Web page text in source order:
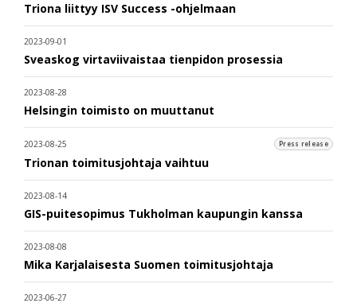
Triona liittyy ISV Success -ohjelmaan
2023-09-01
Sveaskog virtaviivaistaa tienpidon prosessia
2023-08-28
Helsingin toimisto on muuttanut
2023-08-25 Press release
Trionan toimitusjohtaja vaihtuu
2023-08-14
GIS-puitesopimus Tukholman kaupungin kanssa
2023-08-08
Mika Karjalaisesta Suomen toimitusjohtaja
2023-06-27